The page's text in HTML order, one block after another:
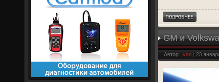
GM и
Автор: Ivan | 23